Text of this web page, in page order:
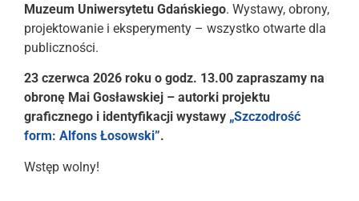
Muzeum Uniwersytetu Gdańskiego. Wystawy, obrony,
projektowanie i eksperymenty – wszystko otwarte dla
publiczności.
23 czerwca 2026 roku o godz. 13.00 zapraszamy na
obronę Mai Gosławskiej – autorki projektu
graficznego i identyfikacji wystawy „Szczodrość
form: Alfons Łosowski”.
Wstęp wolny!